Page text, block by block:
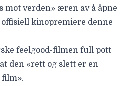
mot verden» æren av å åpne
kinopremiere denne
feelgood-filmen full pott
den «rett og slett er en
film».